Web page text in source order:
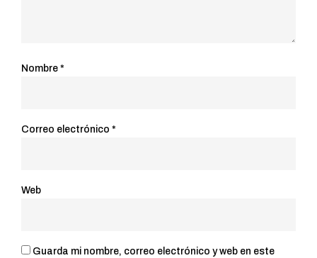
Nombre *
Correo electrónico *
Web
Guarda mi nombre, correo electrónico y web en este